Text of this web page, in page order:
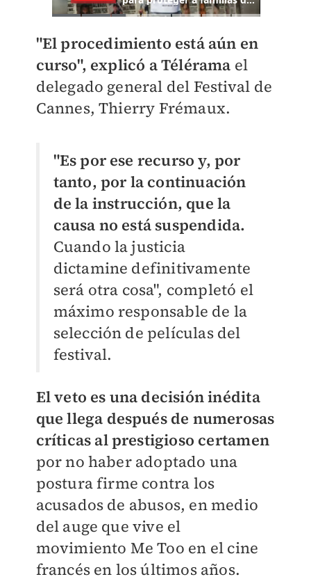
"El procedimiento está aún en
curso", explicó a Télérama el
delegado general del Festival de
Cannes, Thierry Frémaux.
"Es por ese recurso y, por
tanto, por la continuación
de la instrucción, que la
causa no está suspendida.
Cuando la justicia
dictamine definitivamente
será otra cosa", completó el
máximo responsable de la
selección de películas del
festival.
El veto es una decisión inédita
que llega después de numerosas
críticas al prestigioso certamen
por no haber adoptado una
postura firme contra los
acusados de abusos, en medio
del auge que vive el
movimiento Me Too en el cine
francés en los últimos años.